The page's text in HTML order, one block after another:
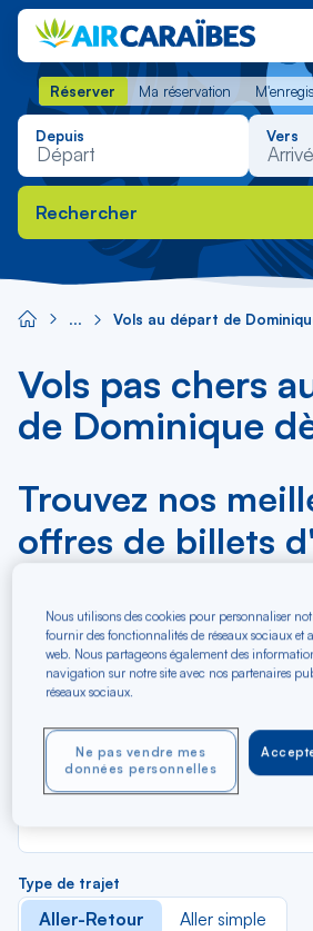
Réserver Ma réservation
Réserver Ma réservation
Depuis Vers
Rechercher
Vols au départ de
Vols pas chers
de Dominique
Trouvez nos
offres de billets
Depuis
Au départ de
Vers
Pour aller vers
Type de trajet
Aller-Retour Aller simple
Nous utilisons des cookies pour personnaliser
fournir des fonctionnalités de réseaux sociaux et
web. Nous partageons également des
navigation sur notre site avec nos partenaires
réseaux sociaux.
Ne pas vendre mes
données personnelles